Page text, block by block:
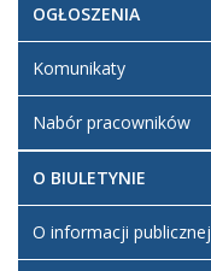
OGŁOSZENIA
Komunikaty
Nabór pracowników
O BIULETYNIE
O informacji publicznej